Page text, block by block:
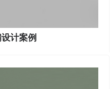
计案例